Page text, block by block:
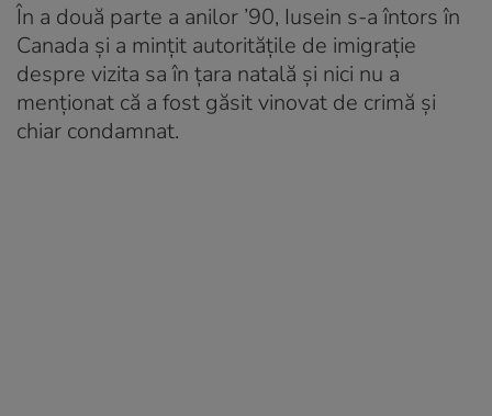
În a două parte a anilor ’90, Iusein s-a întors în
Canada și a mințit autoritățile de imigrație
despre vizita sa în țara natală și nici nu a
menționat că a fost găsit vinovat de crimă și
chiar condamnat.